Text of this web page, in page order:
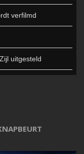
verfilmd
uitgesteld